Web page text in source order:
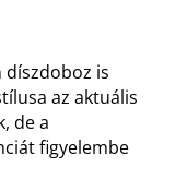
díszdoboz is
az aktuális
de a
figyelembe